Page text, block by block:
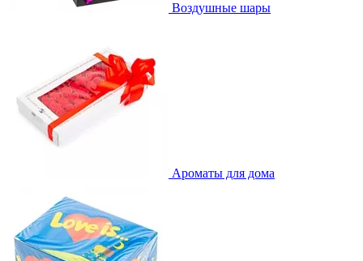
Воздушные шары
Ароматы для дома